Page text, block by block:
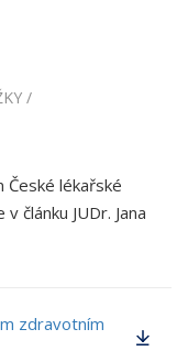
/
České lékařské
článku JUDr. Jana
zdravotním